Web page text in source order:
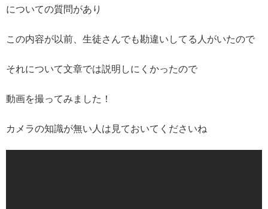
についての質問があり
この内容が以前、生徒さんでも勘違いしてる人がいたので
それについて文章では説明しにくかったので
動画を撮ってみました！
カメラの知識が無い人は見ておいてくださいね